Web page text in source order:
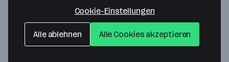
Insieme textil GmbH
Gerersdorf 39
4531 Kematen an der Krems— Route berechnen
Cookie-Einstellungen
Alle ablehnen Alle Cookies akzeptieren